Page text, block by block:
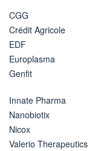
CGG
Crédit Agricole
EDF
Europlasma
Genfit
Innate Pharma
Nanobiotix
Nicox
Valerio Therapeutics